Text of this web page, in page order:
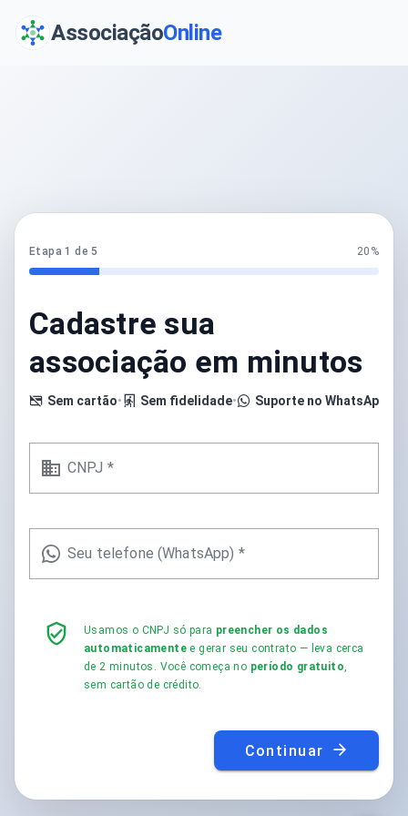
AssociaçãoOnline
Etapa 1 de 5 20%
Cadastre sua
associação em minutos
Sem cartão• Sem fidelidade• Suporte no WhatsApp
CNPJ *
Seu telefone (WhatsApp) *
Usamos o CNPJ só para preencher os dados
automaticamente e gerar seu contrato — leva cerca
de 2 minutos. Você começa no período gratuito,
sem cartão de crédito.
Continuar